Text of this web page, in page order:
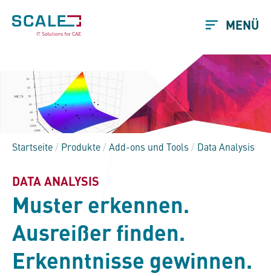
MENÜ
Startseite / Produkte /Add-ons und Tools / Data Analysis
DATA ANALYSIS
Muster erkennen.
Ausreißer finden.
Erkenntnisse gewinnen.